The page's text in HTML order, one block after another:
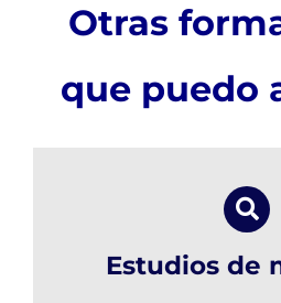
Otras
que puedo
Estudios de